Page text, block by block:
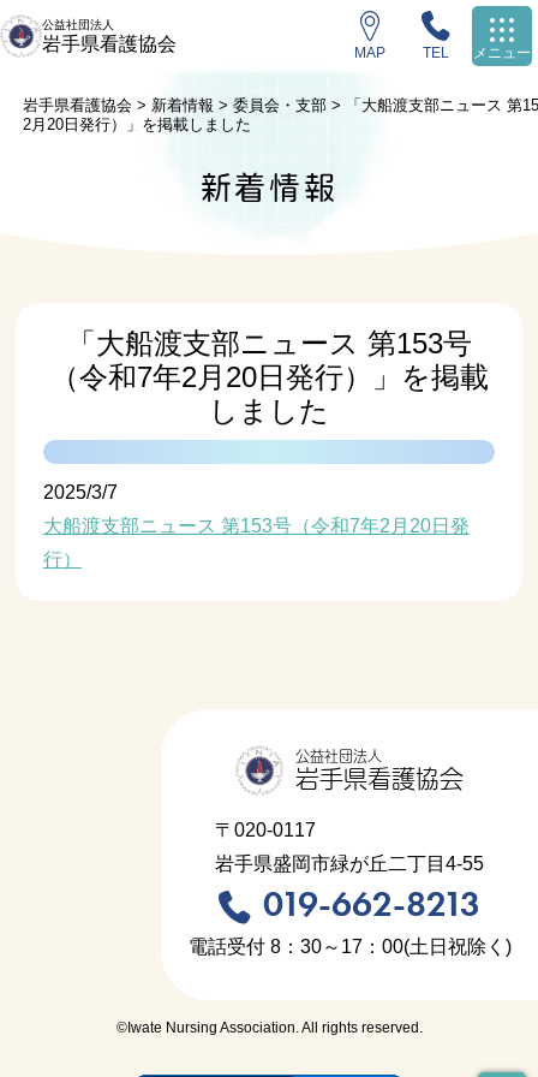
公益社団法人
岩手県看護協会 MAP TEL メニュー
岩手県看護協会 > 新着情報 >委員会・支部 >
「大船渡支部ニュース 第
2月20日発行）」を掲載しました
新着情報
「大船渡支部ニュース 第153号
（令和7年2月20日発行）」を掲載
しました
2025/3/7
大船渡支部ニュース 第153号（令和7年2月20日発
行）
公益社団法人
岩手県看護協会
〒020-0117
岩手県盛岡市緑が丘二丁目4-55
019-662-8213
電話受付 8：30～17：00(土日祝除く)
©Iwate Nursing Association. All rights reserved.